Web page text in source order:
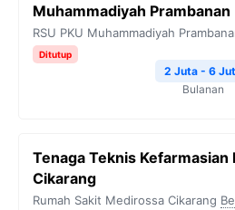
Muhammadiyah Prambanan
RSU PKU Muhammadiyah
Ditutup
2 Juta - 6
Bulanan
Tenaga Teknis Kefarmasian
Cikarang
Rumah Sakit Medirossa Cikarang